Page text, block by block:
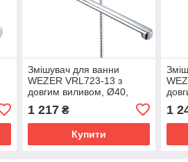
Змішувач для ванни
WEZER VRL723-13 з
довгим виливом, Ø40,
1 217₴
Купити
1